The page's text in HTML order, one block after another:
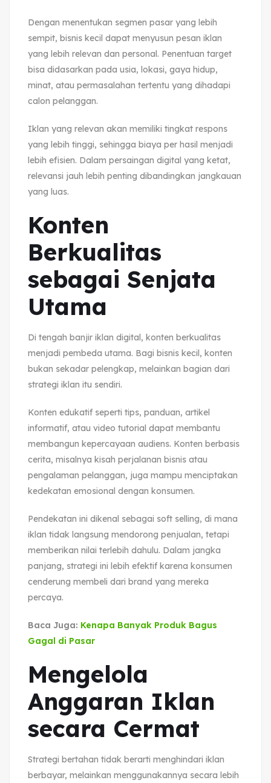
Dengan menentukan segmen pasar yang lebih
sempit, bisnis kecil dapat menyusun pesan iklan
yang lebih relevan dan personal. Penentuan target
bisa didasarkan pada usia, lokasi, gaya hidup,
minat, atau permasalahan tertentu yang dihadapi
calon pelanggan.
Iklan yang relevan akan memiliki tingkat respons
yang lebih tinggi, sehingga biaya per hasil menjadi
lebih efisien. Dalam persaingan digital yang ketat,
relevansi jauh lebih penting dibandingkan jangkauan
yang luas.
Konten
Berkualitas
sebagai Senjata
Utama
Di tengah banjir iklan digital, konten berkualitas
menjadi pembeda utama. Bagi bisnis kecil, konten
bukan sekadar pelengkap, melainkan bagian dari
strategi iklan itu sendiri.
Konten edukatif seperti tips, panduan, artikel
informatif, atau video tutorial dapat membantu
membangun kepercayaan audiens. Konten berbasis
cerita, misalnya kisah perjalanan bisnis atau
pengalaman pelanggan, juga mampu menciptakan
kedekatan emosional dengan konsumen.
Pendekatan ini dikenal sebagai soft selling, di mana
iklan tidak langsung mendorong penjualan, tetapi
memberikan nilai terlebih dahulu. Dalam jangka
panjang, strategi ini lebih efektif karena konsumen
cenderung membeli dari brand yang mereka
percaya.
Baca Juga: Kenapa Banyak Produk Bagus
Gagal di Pasar
Mengelola
Anggaran Iklan
secara Cermat
Strategi bertahan tidak berarti menghindari iklan
berbayar, melainkan menggunakannya secara lebih